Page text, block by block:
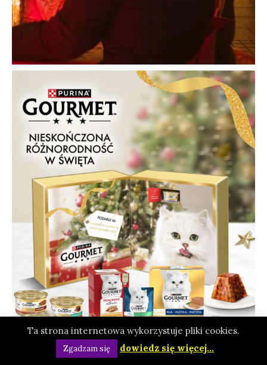
Ta strona internetowa wykorzystuje pliki cookies.
Zgadzam się dowiedz się więcej...